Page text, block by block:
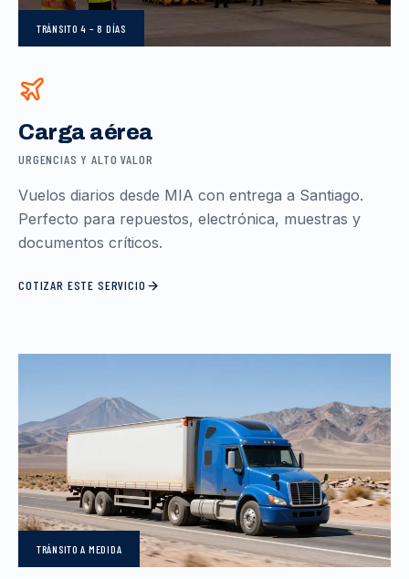
TRÁNSITO4 – 8 DÍAS
Carga aérea
URGENCIAS Y ALTO VALOR
Vuelos diarios desde MIA con entrega a Santiago.
Perfecto para repuestos, electrónica, muestras y
documentos críticos.
COTIZAR ESTE SERVICIO
TRÁNSITOA MEDIDA